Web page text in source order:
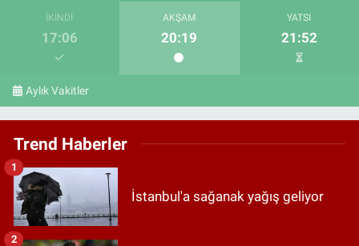
İKINDI
17:06
AKŞAM
20:19
YATSI
21:52
Aylık Vakitler
Trend Haberler
İstanbul'a sağanak yağış geliyor
1
2